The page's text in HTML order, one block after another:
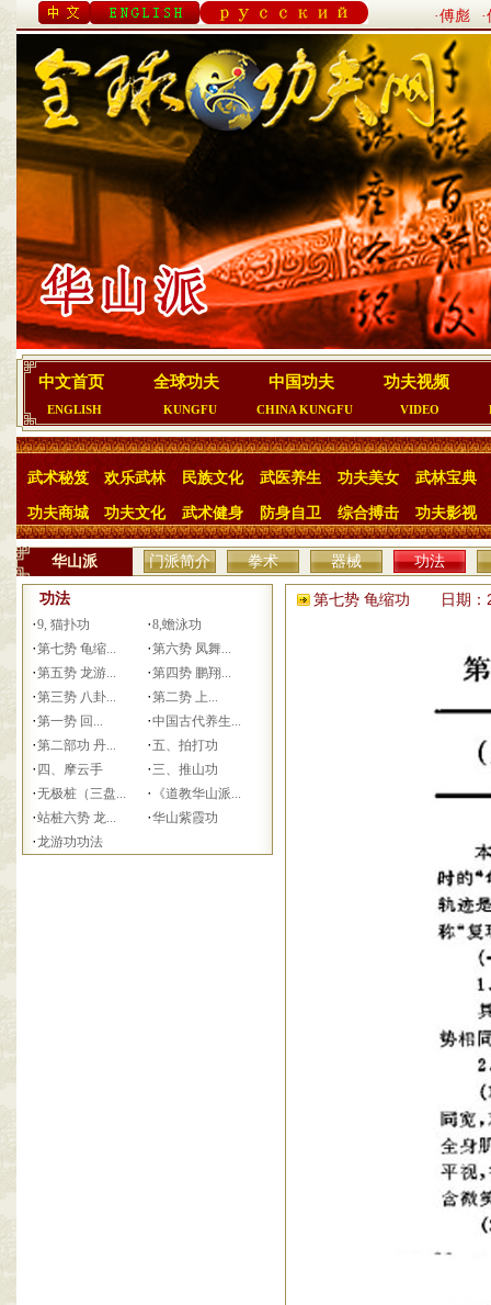
·傅彪
中文首页
ENGLISH
全球功夫
KUNGFU
中国功夫
CHINA KUNGFU
功夫视频
VIDEO
武术秘笈 欢乐武林 民族文化 武医养生 功夫美女 武林宝典
功夫商城 功夫文化 武术健身 防身自卫 综合搏击 功夫影视
华山派 门派简介 拳术 器械 功法
功法
·9, 猫扑功 ·8,蟾泳功
·第七势 龟缩... ·第六势 凤舞...
·第五势 龙游... ·第四势 鹏翔...
·第三势 八卦... ·第二势 上...
·第一势 回... ·中国古代养生...
·第二部功 丹... ·五、拍打功
· 四、摩云手 ·三、推山功
·无极桩（三盘... · 《道教华山派...
·站桩六势 龙... ·华山紫霞功
·龙游功功法
第七势 龟缩功 日期